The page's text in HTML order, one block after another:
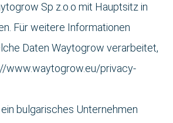
Sp z.o.o mit Hauptsitz in
Für weitere Informationen
Daten Waytogrow verarbeitet,
www.waytogrow.eu/privacy-
bulgarisches Unternehmen